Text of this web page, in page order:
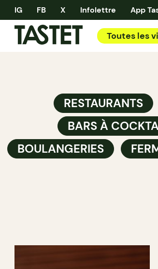
IG FB X Infolettre App
Toutes les
RESTAURANTS
BARS À
BOULANGERIES